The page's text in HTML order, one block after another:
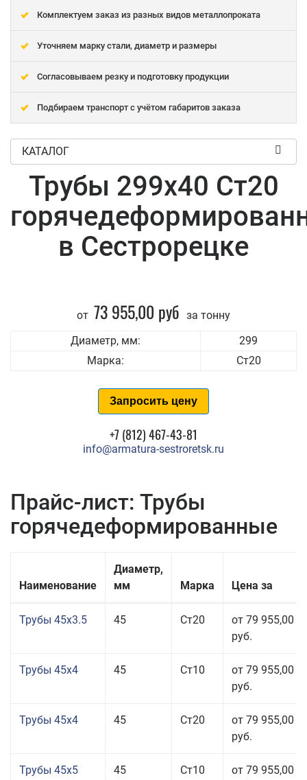
Комплектуем заказ из разных видов металлопроката
Уточняем марку стали, диаметр и размеры
Согласовываем резку и подготовку продукции
Подбираем транспорт с учётом габаритов заказа
КАТАЛОГ
Трубы 299x40 Ст20
в Сестрорецке
от 73 955,00 руб за тонну
Диаметр, мм:
299
Марка:
Ст20
Запросить цену
+7 (812) 467-43-81
info@armatura-sestroretsk.ru
Прайс-лист: Трубы
горячедеформированные
Наименование
Диаметр,
мм
Марка Цена за
Трубы 45x3.5 45 Ст20
от 79 955,00
руб.
Трубы 45x4 45 Ст10
от 79 955,00
руб.
Трубы 45x4 45 Ст20
от 79 955,00
руб.
Трубы 45x5 45 Ст10
от 79 955,00